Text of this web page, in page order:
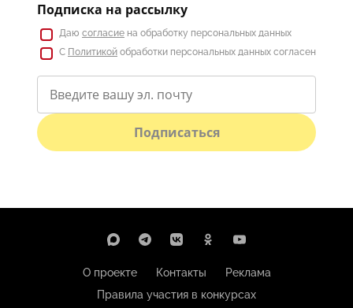
Подписка на рассылку
Даю согласие на обработку персональных данных
С Политикой обработки персональных данных согласен
Подписаться
О проекте Контакты
Реклама
Правила участия в конкурсах